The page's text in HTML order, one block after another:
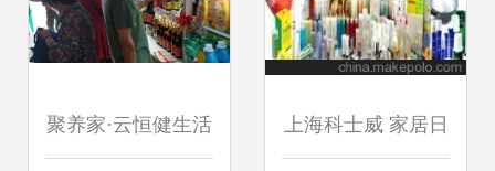
聚养家·云恒健生活 上海科士威 家居日